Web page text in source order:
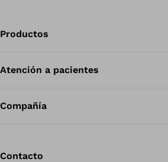
Productos
Atención a pacientes
Compañía
Contacto